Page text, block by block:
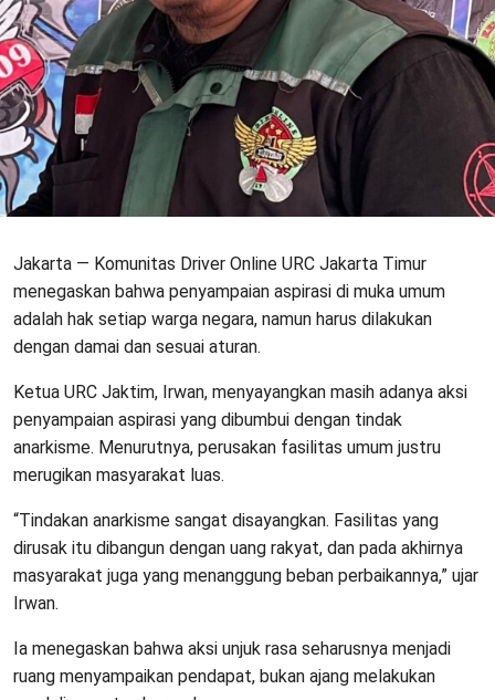
Jakarta — Komunitas Driver Online URC Jakarta Timur
menegaskan bahwa penyampaian aspirasi di muka umum
adalah hak setiap warga negara, namun harus dilakukan
dengan damai dan sesuai aturan.
Ketua URC Jaktim, Irwan, menyayangkan masih adanya aksi
penyampaian aspirasi yang dibumbui dengan tindak
anarkisme. Menurutnya, perusakan fasilitas umum justru
merugikan masyarakat luas.
“Tindakan anarkisme sangat disayangkan. Fasilitas yang
dirusak itu dibangun dengan uang rakyat, dan pada akhirnya
masyarakat juga yang menanggung beban perbaikannya,” ujar
Irwan.
Ia menegaskan bahwa aksi unjuk rasa seharusnya menjadi
ruang menyampaikan pendapat, bukan ajang melakukan